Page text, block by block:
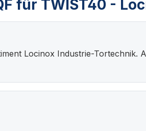
für TWIST40 -
Locinox Industrie-Tortechnik.